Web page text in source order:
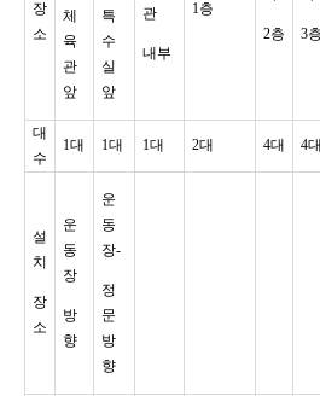
장
소
체
육
관
앞
특
수
실
앞
관
내부
1층
2층 3층
대
수
1대 1대 1대 2대 4대 4대
설
치
장
소
운
동
장
방
향
운
동
장-
정
문
방
향